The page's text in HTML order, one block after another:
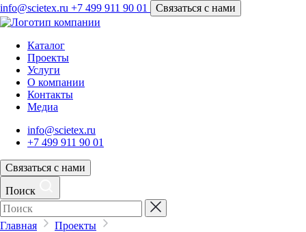
info@scietex.ru +7 499 911 90 01 Связаться с нами
Каталог
Проекты
Услуги
О компании
Контакты
Медиа
info@scietex.ru
+7 499 911 90 01
Связаться с нами
Поиск
Главная
Проекты